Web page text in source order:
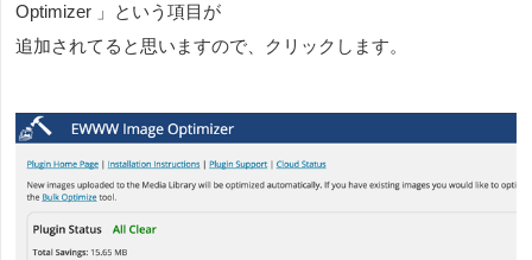
Optimizer 」という項目が
追加されてると思いますので、クリックします。